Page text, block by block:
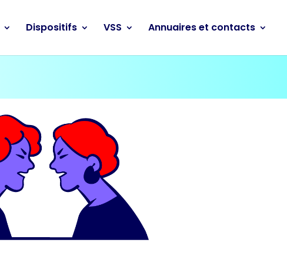
Dispositifs VSS Annuaires et contacts